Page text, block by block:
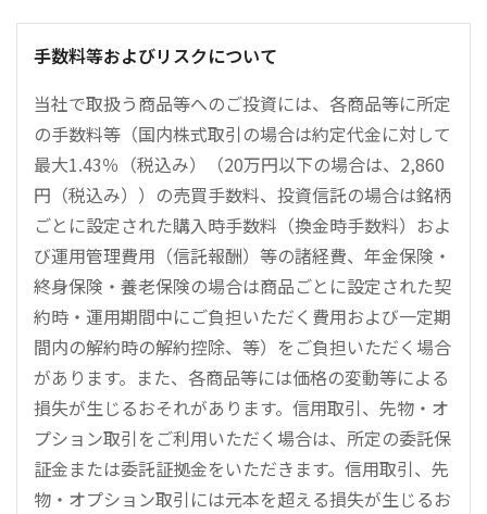
手数料等およびリスクについて
当社で取扱う商品等へのご投資には、各商品等に所定
の手数料等（国内株式取引の場合は約定代金に対して
最大1.43％（税込み）（20万円以下の場合は、2,860
円（税込み））の売買手数料、投資信託の場合は銘柄
ごとに設定された購入時手数料（換金時手数料）およ
び運用管理費用（信託報酬）等の諸経費、年金保険・
終身保険・養老保険の場合は商品ごとに設定された契
約時・運用期間中にご負担いただく費用および一定期
間内の解約時の解約控除、等）をご負担いただく場合
があります。また、各商品等には価格の変動等による
損失が生じるおそれがあります。信用取引、先物・オ
プション取引をご利用いただく場合は、所定の委託保
証金または委託証拠金をいただきます。信用取引、先
物・オプション取引には元本を超える損失が生じるお